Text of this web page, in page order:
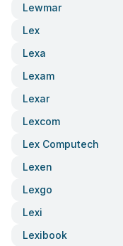
Lewmar
Lex
Lexa
Lexam
Lexar
Lexcom
Lex Computech
Lexen
Lexgo
Lexi
Lexibook